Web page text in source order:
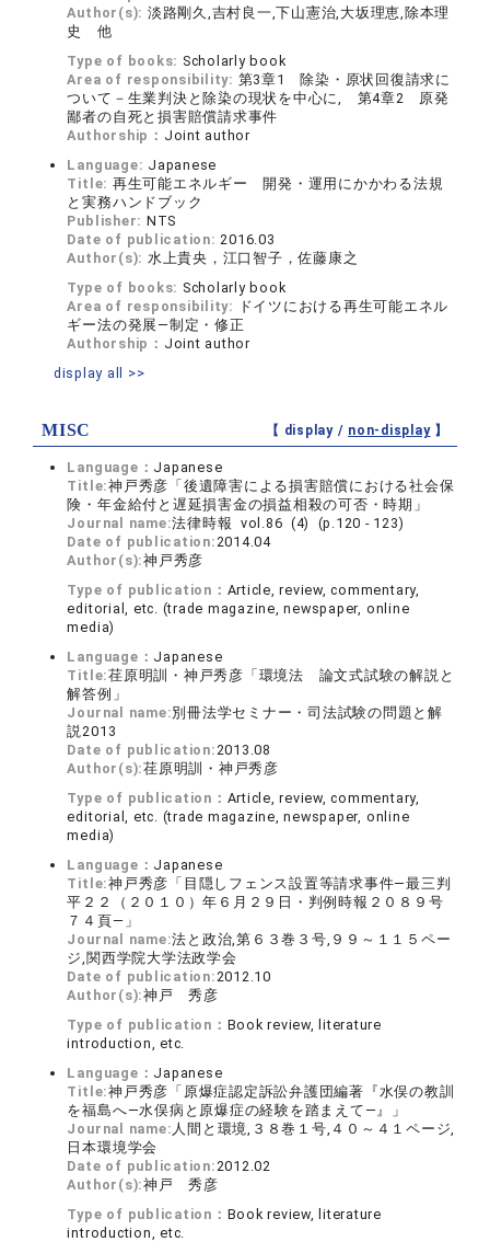
Author(s): 淡路剛久,吉村良一,下山憲治,大坂理恵,除本理
史 他
Type of books: Scholarly book
Area of responsibility: 第3章1 除染・原状回復請求に
ついて－生業判決と除染の現状を中心に, 第4章2 原発
鄙者の自死と損害賠償請求事件
Authorship： Joint author
Language: Japanese
Title: 再生可能エネルギー 開発・運用にかかわる法規
と実務ハンドブック
Publisher: NTS
Date of publication:2016.03
Author(s): 水上貴央，江口智子，佐藤康之
Type of books: Scholarly book
Area of responsibility:
ドイツにおける再生可能エネル
ギー法の発展―制定・修正
Authorship： Joint author
display all >>
MISC 【 display / non-display】
Language： Japanese
Title:神戸秀彦「後遺障害による損害賠償における社会保
険・年金給付と遅延損害金の損益相殺の可否・時期」
Journal name:法律時報 vol.86 (4) (p.120 - 123)
Date of publication:2014.04
Author(s):神戸秀彦
Type of publication： Article, review, commentary,
editorial, etc. (trade magazine, newspaper, online
media)
Language： Japanese
Title:荏原明訓・神戸秀彦「環境法 論文式試験の解説と
解答例」
Journal name:別冊法学セミナー・司法試験の問題と解
説2013
Date of publication:2013.08
Author(s):荏原明訓・神戸秀彦
Type of publication： Article, review, commentary,
editorial, etc. (trade magazine, newspaper, online
media)
Language： Japanese
Title:神戸秀彦「目隠しフェンス設置等請求事件―最三判
平２２（２０１０）年６月２９日・判例時報２０８９号
７４頁―」
Journal name:法と政治,第６３巻３号,９９～１１５ペー
ジ,関西学院大学法政学会
Date of publication:2012.10
Author(s):神戸 秀彦
Type of publication： Book review, literature
introduction, etc.
Language： Japanese
Title:神戸秀彦「原爆症認定訴訟弁護団編著『水俣の教訓
を福島へ―水俣病と原爆症の経験を踏まえて―』」
Journal name: 人間と環境,３８巻１号,４０～４１ページ,
日本環境学会
Date of publication:2012.02
Author(s):神戸 秀彦
Type of publication： Book review, literature
introduction, etc.